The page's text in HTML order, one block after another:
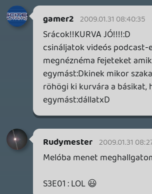
"Ultimate PlayStation" (persze kizárt dolog,
hogy utolsó lenne, csak olyan jól hangzik
szerintem... 😃 )
stevefarcry 2009.01.30 22:11:49
1 / 2